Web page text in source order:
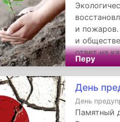
Несмотря
и
и
ответ на
Он
вокруг
и
в
Перу
День
День
Памятный